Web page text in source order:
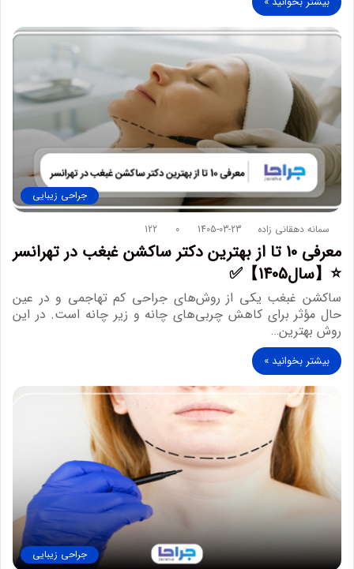
جراحی زیبایی
سمانه دهقانی زاده 1405-03-23
0
122
معرفی 10 تا از بهترین دکتر ساکشن غبغب در تهرانسر
⭐【سال1405】✅
ساکشن غبغب یکی از روش‌های جراحی کم تهاجمی و در عین
حال مؤثر برای کاهش چربی‌های چانه و زیر چانه است. در این
روش بهترین…
بیشتر بخوانید »
جراحی زیبایی